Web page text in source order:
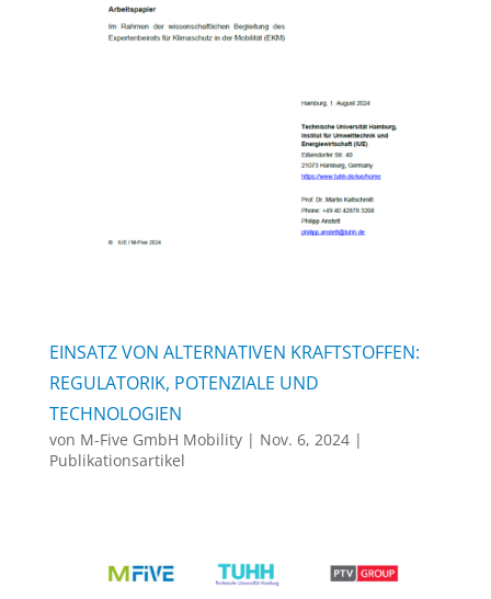
EINSATZ VON ALTERNATIVEN KRAFTSTOFFEN:
REGULATORIK, POTENZIALE UND
TECHNOLOGIEN
von M-Five GmbH Mobility| Nov. 6, 2024|
Publikationsartikel